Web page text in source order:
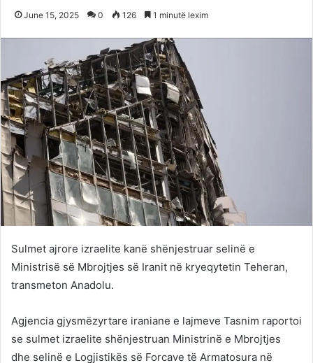
June 15, 2025 0 126 1 minutë lexim
Sulmet ajrore izraelite kanë shënjestruar selinë e
Ministrisë së Mbrojtjes së Iranit në kryeqytetin Teheran,
transmeton Anadolu.
Agjencia gjysmëzyrtare iraniane e lajmeve Tasnim raportoi
se sulmet izraelite shënjestruan Ministrinë e Mbrojtjes
dhe selinë e Logjistikës së Forcave të Armatosura në